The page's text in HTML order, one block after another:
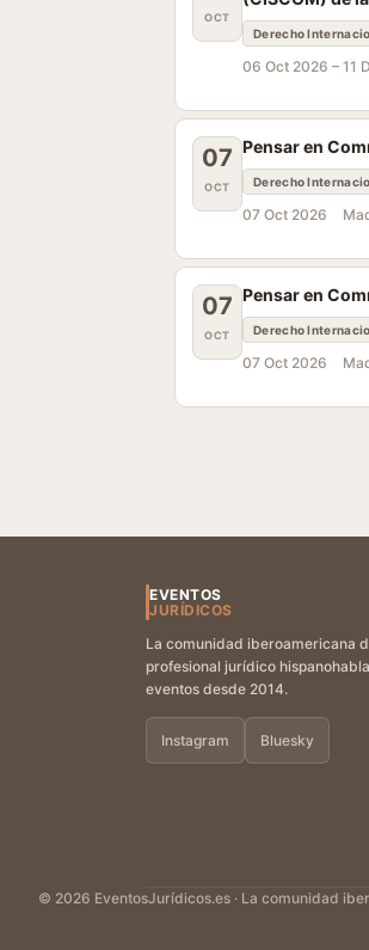
OCT
Derecho
06 Oct 2026 – 11
07
OCT
Pensar en
Derecho
07 Oct 2026
07
OCT
Pensar en
Derecho
07 Oct 2026
EVENTOS
JURÍDICOS
La comunidad iberoamericana
profesional jurídico
eventos desde 2014.
Instagram Bluesky
© 2026 EventosJurídicos.es · La comunidad